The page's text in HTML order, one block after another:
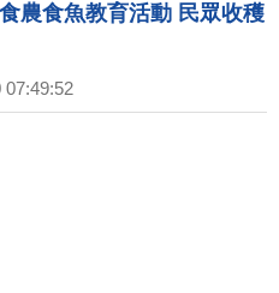
農食魚教育活動 民眾收穫
07:49:52